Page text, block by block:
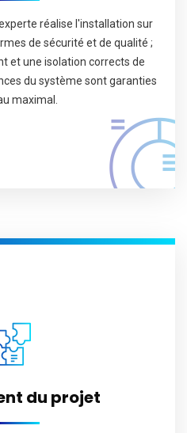
réalise l'installation sur
de sécurité et de qualité ;
et une isolation corrects de
du système sont garanties
maximal.
du projet